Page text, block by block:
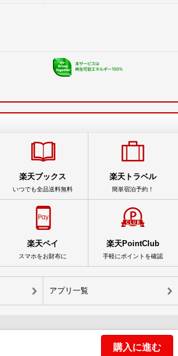
購入に進む
楽天ブックス
いつでも全品送料無料
楽天トラベル
簡単宿泊予約！
楽天ペイ
スマホをお財布に
楽天PointClub
手軽にポイントを確認
アプリ一覧